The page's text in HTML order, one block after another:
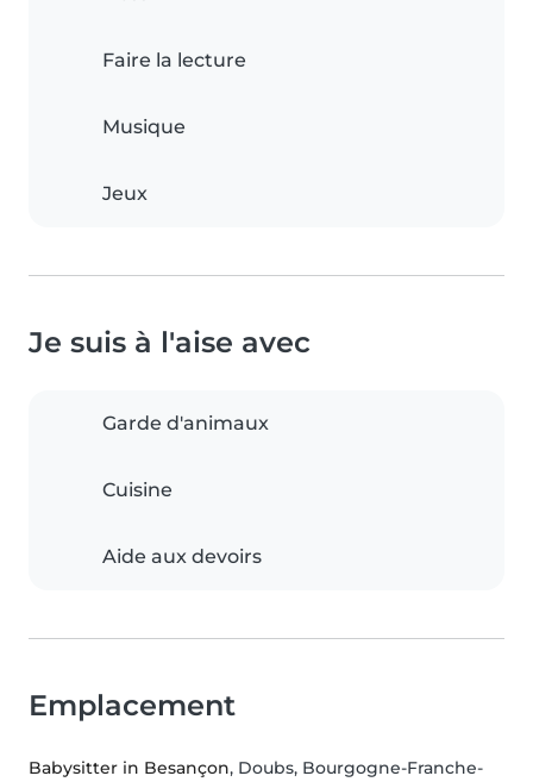
Faire la lecture
Musique
Jeux
Je suis à l'aise avec
Garde d'animaux
Cuisine
Aide aux devoirs
Emplacement
Babysitter in Besançon, Doubs, Bourgogne-Franche-